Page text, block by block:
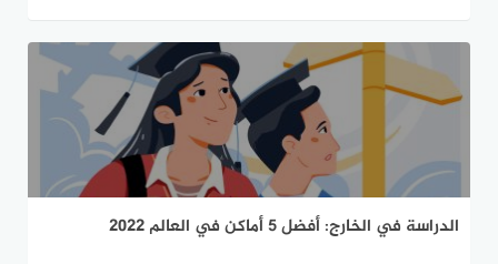
الدراسة في الخارج: أفضل 5 أماكن في العالم 2022